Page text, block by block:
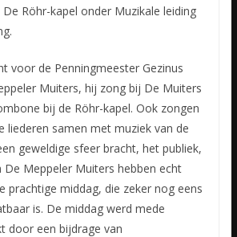
Röhr-kapel onder Muzikale leiding
voor de Penningmeester Gezinus
Muiters, hij zong bij De Muiters
bij de Röhr-kapel. Ook zongen
liederen samen met muziek van de
geweldige sfeer bracht, het publiek,
De Meppeler Muiters hebben echt
prachtige middag, die zeker nog eens
is. De middag werd mede
door een bijdrage van